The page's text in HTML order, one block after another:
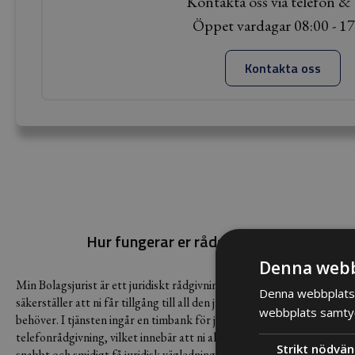
Öppet vardagar 08:00 -
Kontakta oss
Hur fungerar er rådgivning?
Min Bolagsjurist är ett juridiskt rådgivningsabonnemang som
säkerställer att ni får tillgång till all den juridiska expertis ni
behöver. I tjänsten ingår en timbank för juridiska ärenden samt fri
telefonrådgivning, vilket innebär att ni alltid kan ringa in för att
Denna
Denna
webbplats
Strikt